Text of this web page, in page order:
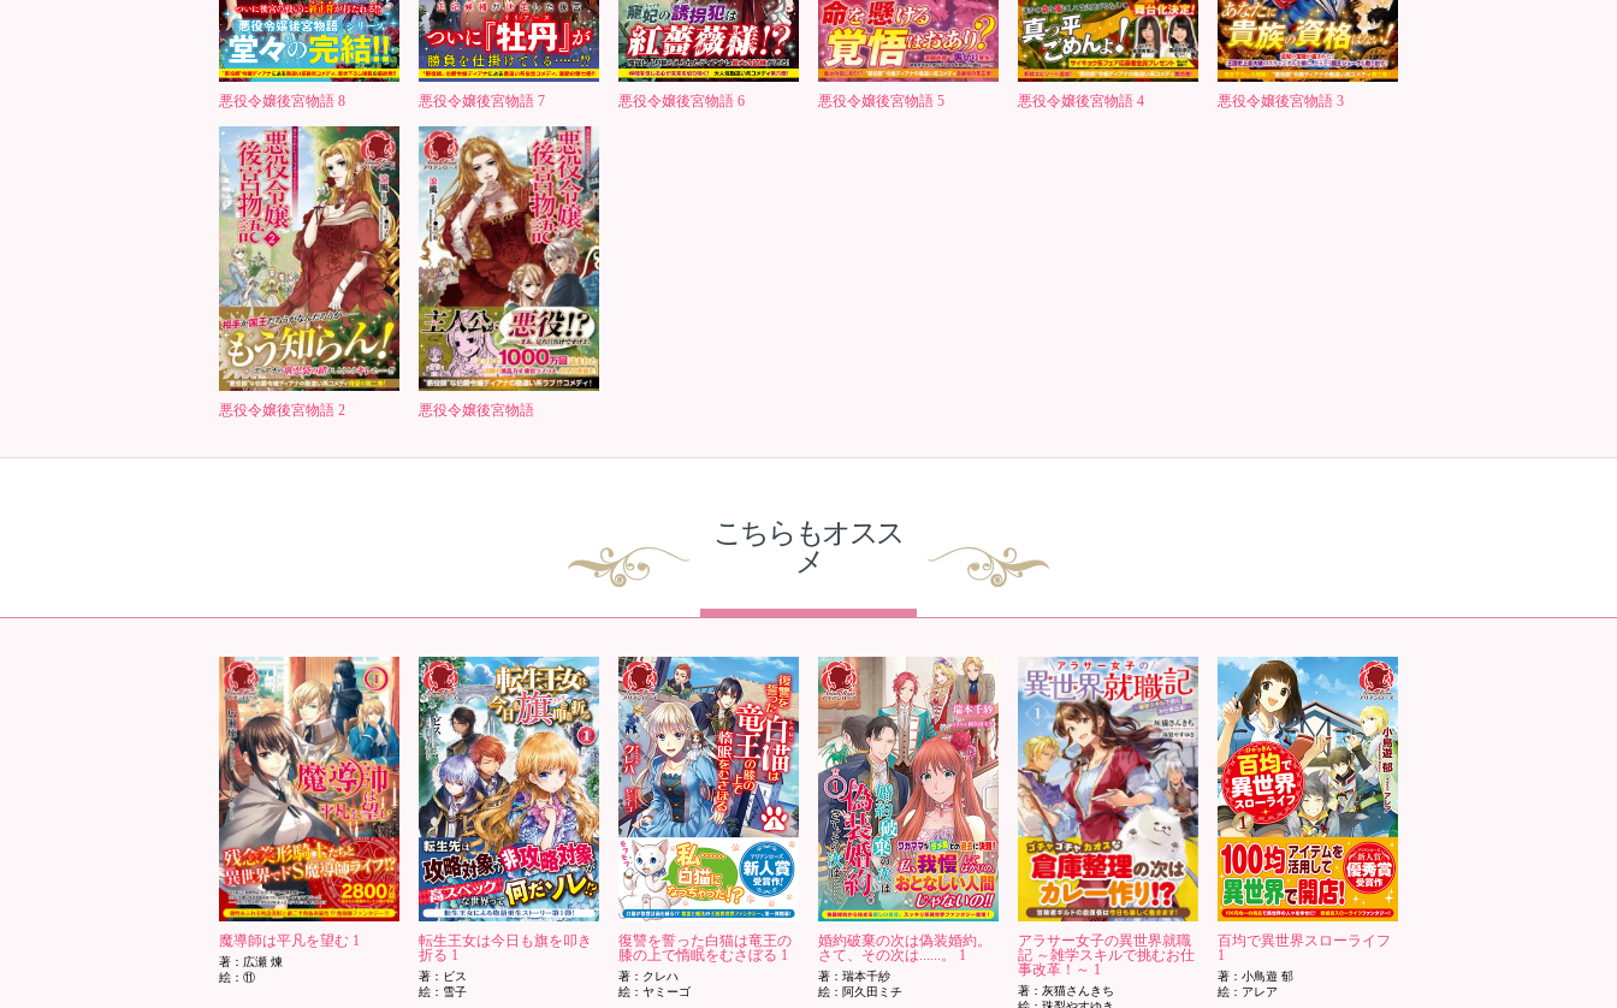
悪役令嬢後宮物語 8 悪役令嬢後宮物語 7 悪役令嬢後宮物語 6 悪役令嬢後宮物語 5 悪役令嬢後宮物語 4 悪役令嬢後宮物語 3
悪役令嬢後宮物語 2 悪役令嬢後宮物語
こちらもオスス
メ
魔導師は平凡を望む 1
著：広瀬 煉
絵：⑪
転生王女は今日も旗を叩き
折る 1
著：ビス
絵：雪子
復讐を誓った白猫は竜王の
膝の上で惰眠をむさぼる 1
著：クレハ
絵：ヤミーゴ
婚約破棄の次は偽装婚約。
さて、その次は......。 1
著：瑞本千紗
絵：阿久田ミチ
アラサー女子の異世界就職
記 ～雑学スキルで挑むお仕
事改革！～ 1
著：灰猫さんきち
百均で異世界スローライフ
1
著：小鳥遊 郁
絵：アレア